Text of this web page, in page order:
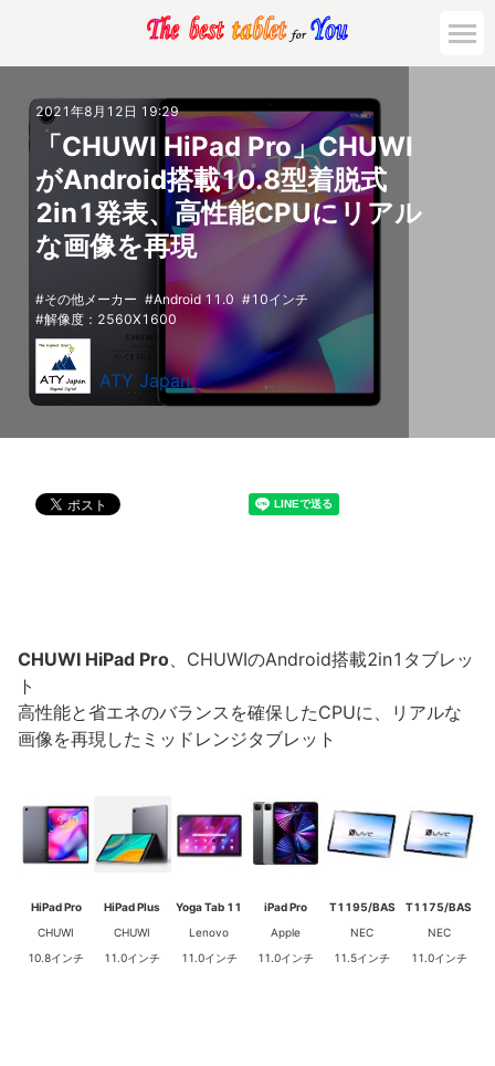
2021年8月12日 19:29
「CHUWI HiPad Pro」CHUWI
がAndroid搭載10.8型着脱式
2in1発表、高性能CPUにリアル
な画像を再現
その他メーカー Android 11.0
10インチ
解像度：2560X1600
ATY Japan
CHUWI HiPad Pro、CHUWIのAndroid搭載2in1タブレッ
ト
高性能と省エネのバランスを確保したCPUに、リアルな
画像を再現したミッドレンジタブレット
HiPad Pro
CHUWI
10.8インチ
HiPad Plus
CHUWI
11.0インチ
Yoga Tab 11
Lenovo
11.0インチ
iPad Pro
Apple
11.0インチ
T1195/BAS
NEC
11.5インチ
T1175/BAS
NEC
11.0インチ